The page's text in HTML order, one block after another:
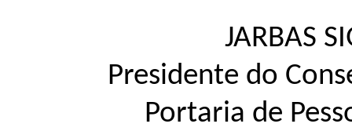
JARBAS
Presidente do
Portaria de